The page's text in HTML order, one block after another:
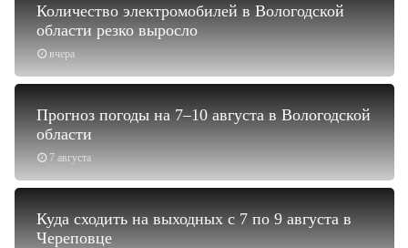
вчера
Количество электромобилей в Вологодской
области резко выросло
7 августа
Прогноз погоды на 7–10 августа в Вологодской
области
Куда сходить на выходных с 7 по 9 августа в
Череповце